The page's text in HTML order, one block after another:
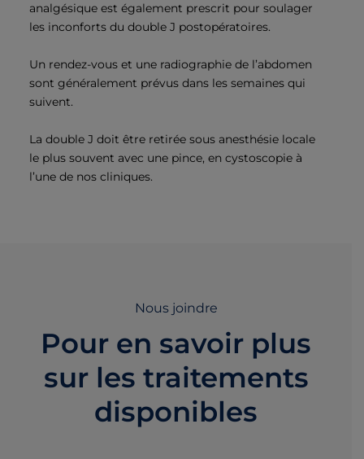
analgésique est également prescrit pour soulager
les inconforts du double J postopératoires.
Un rendez-vous et une radiographie de l’abdomen
sont généralement prévus dans les semaines qui
suivent.
La double J doit être retirée sous anesthésie locale
le plus souvent avec une pince, en cystoscopie à
l’une de nos cliniques.
Nous joindre
Pour en savoir plus
sur les traitements
disponibles